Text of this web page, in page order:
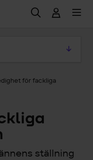
för fackliga
ställning